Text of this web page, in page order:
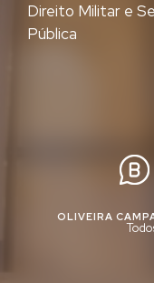
Direito Militar e
Pública
OLIVEIRA